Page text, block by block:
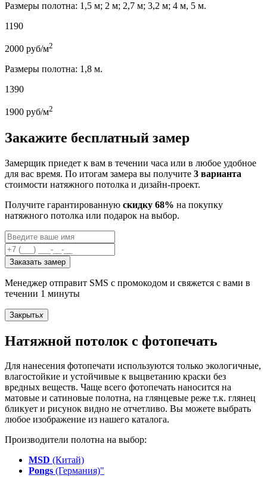
Размеры полотна: 1,5 м; 2 м; 2,7 м; 3,2 м; 4 м, 5 м.
1190
2000 руб/м2
Размеры полотна: 1,8 м.
1390
1900 руб/м2
Закажите бесплатный замер
Замерщик приедет к вам в течении часа или в любое удобное
для вас время. По итогам замера вы получите 3 варианта
стоимости натяжного потолка и дизайн-проект.
Получите гарантированную скидку 68% на покупку
натяжного потолка или подарок на выбор.
Заказать замер
Менеджер отправит SMS с промокодом и свяжется с вами в
течении 1 минуты
Закрытьx
Натяжной потолок с фотопечать
Для нанесения фотопечати используются только экологичные,
влагостойкие и устойчивые к выцветанию краски без
вредных веществ. Чаще всего фотопечать наносится на
матовые и сатиновые полотна, на глянцевые реже т.к. глянец
бликует и рисунок видно не отчетливо. Вы можете выбрать
любое изображение из нашего каталога.
Производители полотна на выбор:
MSD (Китай)
Pongs (Германия)"